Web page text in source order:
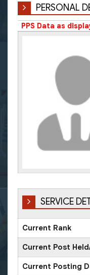
PERSONAL
PPS Data as
SERVICE
Current Rank
Current Post
Current Posting